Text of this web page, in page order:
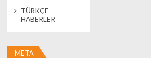
TÜRKÇE
HABERLER
META